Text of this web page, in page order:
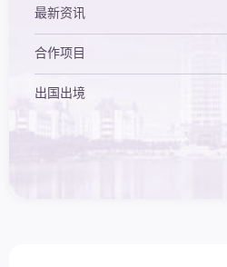
最新资讯
合作项目
出国出境